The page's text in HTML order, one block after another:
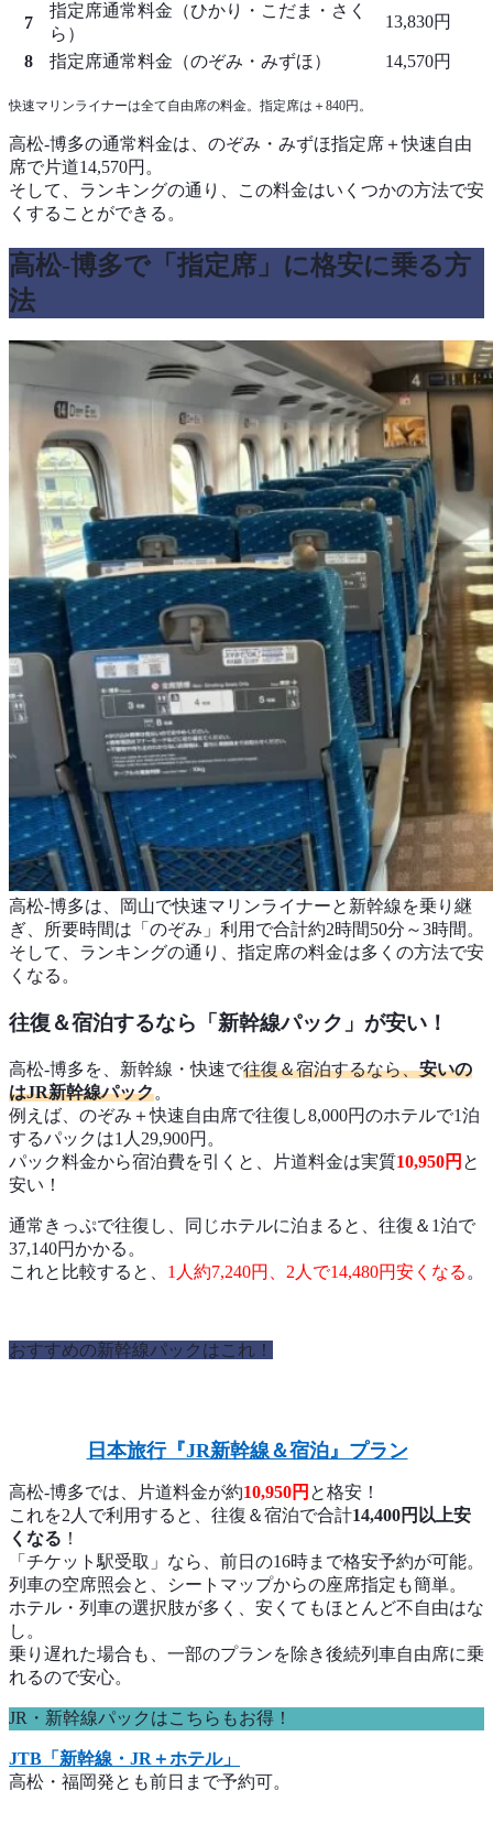
7
指定席通常料金（ひかり・こだま・さく
ら）
13,830円
8 指定席通常料金（のぞみ・みずほ） 14,570円
快速マリンライナーは全て自由席の料金。指定席は＋840円。
高松-博多の通常料金は、のぞみ・みずほ指定席＋快速自由
席で片道14,570円。
そして、ランキングの通り、この料金はいくつかの方法で安
くすることができる。
高松-博多で「指定席」に格安に乗る方
法
高松-博多は、岡山で快速マリンライナーと新幹線を乗り継
ぎ、所要時間は「のぞみ」利用で合計約2時間50分～3時間。
そして、ランキングの通り、指定席の料金は多くの方法で安
くなる。
往復＆宿泊するなら「新幹線パック」が安い！
高松-博多を、新幹線・快速で往復＆宿泊するなら、安いの
はJR新幹線パック。
例えば、のぞみ＋快速自由席で往復し8,000円のホテルで1泊
するパックは1人29,900円。
パック料金から宿泊費を引くと、片道料金は実質10,950円 と
安い！
通常きっぷで往復し、同じホテルに泊まると、往復＆1泊で
37,140円かかる。
これと比較すると、 1人約7,240円、2人で14,480円安くなる 。
おすすめの新幹線パックはこれ！
日本旅行『JR新幹線＆宿泊』プラン
高松-博多では、片道料金が約10,950円 と格安！
これを2人で利用すると、往復＆宿泊で合計14,400円以上安
くなる ！
「チケット駅受取」なら、前日の16時まで格安予約が可能。
列車の空席照会と、シートマップからの座席指定も簡単。
ホテル・列車の選択肢が多く、安くてもほとんど不自由はな
し。
乗り遅れた場合も、一部のプランを除き後続列車自由席に乗
れるので安心。
JR・新幹線パックはこちらもお得！
JTB「新幹線・JR＋ホテル」
高松・福岡発とも前日まで予約可。